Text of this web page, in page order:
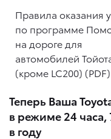
Правила оказания
по программе
на дороге для
автомобилей
(кроме LC200) (PDF)
Теперь Ваша
в режиме 24
в году